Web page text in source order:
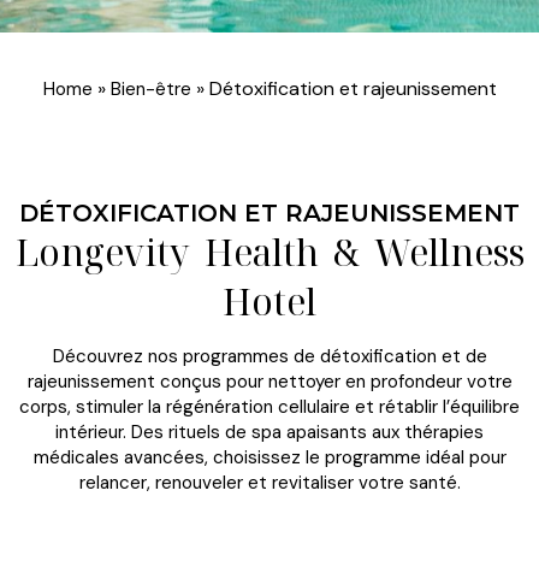
Home » Bien-être »Détoxification et rajeunissement
DÉTOXIFICATION ET RAJEUNISSEMENT
Longevity Health & Wellness
Hotel
Découvrez nos programmes de détoxification et de
rajeunissement conçus pour nettoyer en profondeur votre
corps, stimuler la régénération cellulaire et rétablir l’équilibre
intérieur. Des rituels de spa apaisants aux thérapies
médicales avancées, choisissez le programme idéal pour
relancer, renouveler et revitaliser votre santé.